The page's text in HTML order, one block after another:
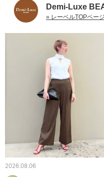
Demi-Luxe
» レーベルTOPペー
2026.08.06